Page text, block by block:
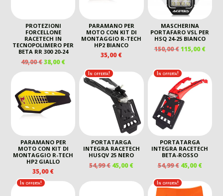
PROTEZIONI
FORCELLONE
RACETECH IN
TECNOPOLIMERO PER
BETA RR 300 20-24
49,00€IL
PREZZO
ORIGINALE
49,00 €.
38,00€IL
PREZZO
ATTUALE
38,00 €.
PARAMANO PER
MOTO CON KIT DI
MONTAGGIO R-TECH
HP2 BIANCO
35,00€
MASCHERINA
PORTAFARO VSL PER
HSQ 24-25 BIANCO
150,00€ IL
ERA:
150,00 €.
115,00€IL
È:
PARAMANO PER
MOTO CON KIT DI
MONTAGGIO R-TECH
HP2 GIALLO
35,00€
In offerta!
PORTATARGA
INTEGRA RACETECH
HUSQV 25 NERO
54,99€ IL
ORIGINALE
45,00€IL
ATTUALE
In offerta!
PORTATARGA
INTEGRA RACETECH
BETA-ROSSO
54,99€ IL
ORIGINALE
ERA:
45,00€IL
È:
In offerta! In offerta!